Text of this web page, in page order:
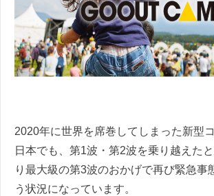
2020年に世界を席巻してしまった新型
日本でも、第1波・第2波を乗り越えた
り最大級の第3波のおかげで再び緊急事
う状況になっています。